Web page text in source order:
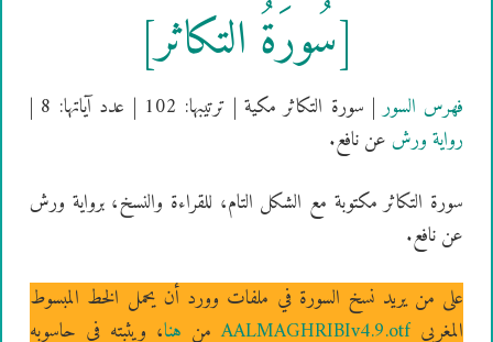
[سُورَةُ التكاثر]
فهرس السور| سورة التكاثر مكية | ترتيبها: 102 | عدد آياتها: 8 |
رواية ورشعن نافع.
سورة التكاثر مكتوبة مع الشكل التام، للقراءة والنسخ، برواية ورش
عن نافع.
على من يريد نسخ السورة في ملفات وورد أن يحمل الخط المبسوط
المغربيAALMAGHRIBIv4.9.otfمن هنا، ويثبته في حاسوبه